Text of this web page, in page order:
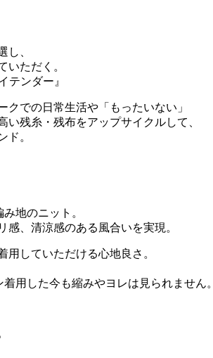
し、
いただく。
テンダー』
での日常生活や「もったいない」
残糸・残布をアップサイクルして、
ド。
地のニット。
、清涼感のある風合いを実現。
していただける心地良さ。
用した今も縮みやヨレは見られません。